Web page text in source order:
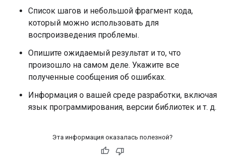
Список шагов и небольшой фрагмент кода,
который можно использовать для
воспроизведения проблемы.
Опишите ожидаемый результат и то, что
произошло на самом деле. Укажите все
полученные сообщения об ошибках.
Информация о вашей среде разработки, включая
язык программирования, версии библиотек и т. д.
Эта информация оказалась полезной?